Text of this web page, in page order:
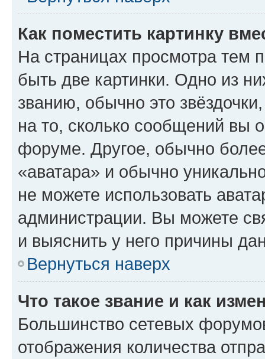
Как поместить картинку
На страницах просмотра тем
быть две картинки. Одно из
званию, обычно это
на то, сколько сообщений вы
форуме. Другое, обычно
«аватара» и обычно
не можете использовать
администрации. Вы можете
и выяснить у него причины
Вернуться наверх
Что такое звание и как
Большинство сетевых
отображения количества